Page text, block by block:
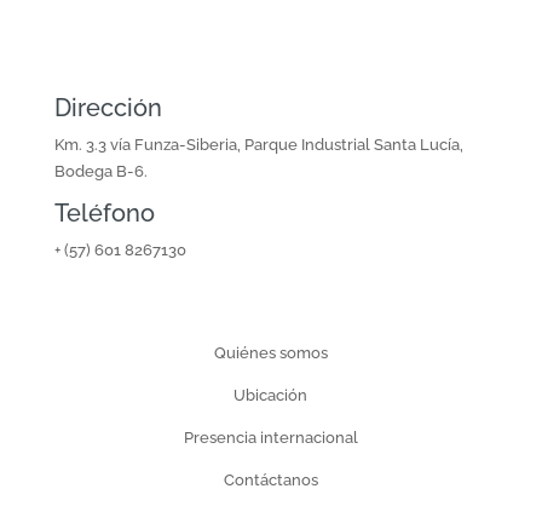
Dirección
Km. 3.3 vía Funza-Siberia, Parque Industrial Santa Lucía,
Bodega B-6.
Teléfono
+ (57) 601 8267130
Quiénes somos
Ubicación
Presencia internacional
Contáctanos